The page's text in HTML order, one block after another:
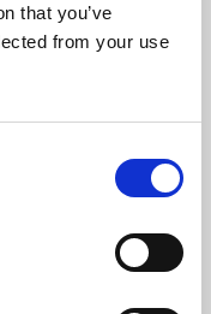
that you’ve
from your use
Prozesse:
Service Cloud
xpi